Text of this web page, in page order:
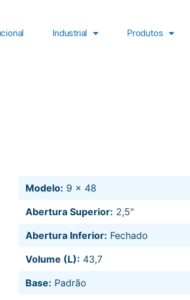
Industrial Produtos
Modelo: 9 x 48
Abertura Superior: 2,5"
Abertura Inferior: Fechado
Volume (L): 43,7
Base: Padrão